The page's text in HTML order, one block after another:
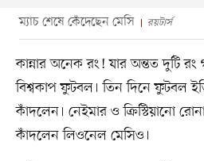
ম্যাচ শেষে কেঁদেছেন মেসি রয়টার্স
কান্নার অনেক রং! যার অন্তত দুটি
বিশ্বকাপ ফুটবল। তিন দিনে ফুটবল
কাঁদলেন। নেইমার ও ক্রিস্টিয়ানো
কাঁদলেন লিওনেল মেসিও।